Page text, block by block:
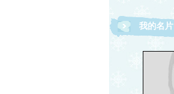
我的名片